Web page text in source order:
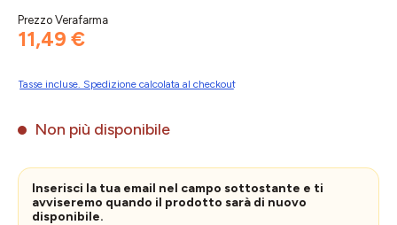
Prezzo Verafarma
11,49 €
Tasse incluse. Spedizione calcolata al checkout
Non più disponibile
Inserisci la tua email nel campo sottostante e ti
avviseremo quando il prodotto sarà di nuovo
disponibile.